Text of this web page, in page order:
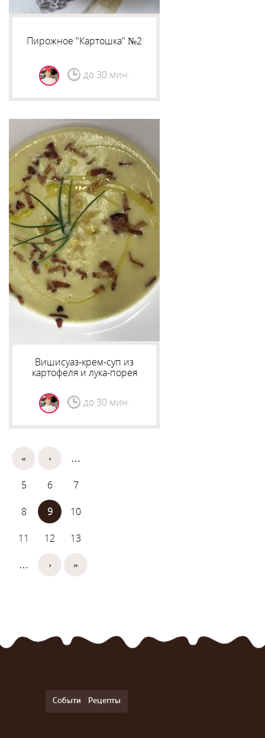
Пирожное "Картошка" №2
до 30 мин.
Вишисуаз-крем-суп из
картофеля и лука-порея
до 30 мин.
Страницы
« ‹ …
5 6 7
8 9 10
11 12 13
… › »
События Рецепты